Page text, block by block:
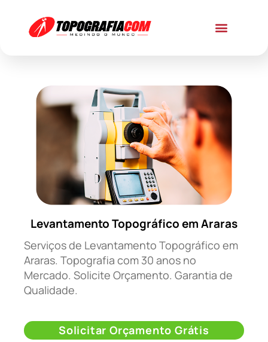
Levantamento Topográfico em Araras
Serviços de Levantamento Topográfico em
Araras. Topografia com 30 anos no
Mercado. Solicite Orçamento. Garantia de
Qualidade.
Solicitar Orçamento Grátis